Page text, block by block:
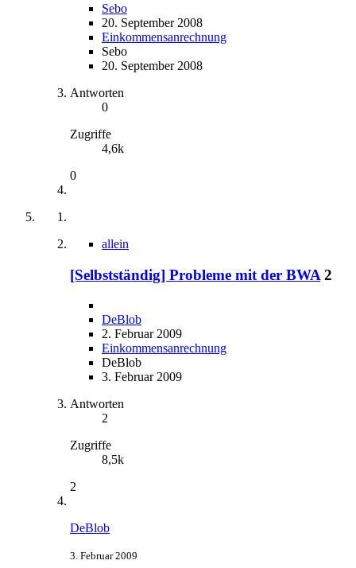
Sebo
20. September 2008
Einkommensanrechnung
Sebo
20. September 2008
Antworten
0
Zugriffe
4,6k
0
allein
[Selbstständig] Probleme mit der BWA 2
DeBlob
2. Februar 2009
Einkommensanrechnung
DeBlob
3. Februar 2009
Antworten
2
Zugriffe
8,5k
2
DeBlob
3. Februar 2009